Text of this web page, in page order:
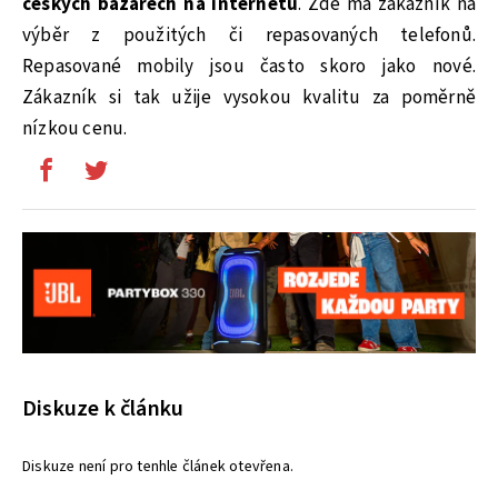
výběr z použitých či repasovaných telefonů.
Repasované mobily jsou často skoro jako nové.
Zákazník si tak užije vysokou kvalitu za poměrně
nízkou cenu.
Diskuze k článku
Diskuze není pro tenhle článek otevřena.